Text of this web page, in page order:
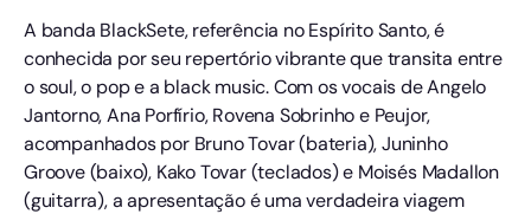
A banda BlackSete, referência no Espírito Santo, é
conhecida por seu repertório vibrante que transita entre
o soul, o pop e a black music. Com os vocais de Angelo
Jantorno, Ana Porfírio, Rovena Sobrinho e Peujor,
acompanhados por Bruno Tovar (bateria), Juninho
Groove (baixo), Kako Tovar (teclados) e Moisés Madallon
(guitarra), a apresentação é uma verdadeira viagem